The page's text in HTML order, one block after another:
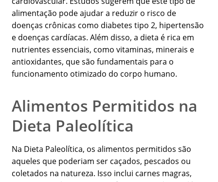
alimentação pode ajudar a reduzir o risco de
doenças crônicas como diabetes tipo 2, hipertensão
e doenças cardíacas. Além disso, a dieta é rica em
nutrientes essenciais, como vitaminas, minerais e
antioxidantes, que são fundamentais para o
funcionamento otimizado do corpo humano.
Alimentos Permitidos na
Dieta Paleolítica
Na Dieta Paleolítica, os alimentos permitidos são
aqueles que poderiam ser caçados, pescados ou
coletados na natureza. Isso inclui carnes magras,